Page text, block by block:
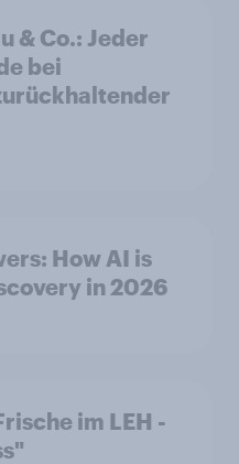
& Co.: Jeder
bei
How AI is
in 2026
im LEH -